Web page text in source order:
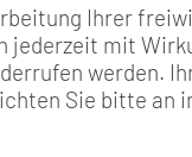
Ihrer
jederzeit mit
werden.
Sie bitte an